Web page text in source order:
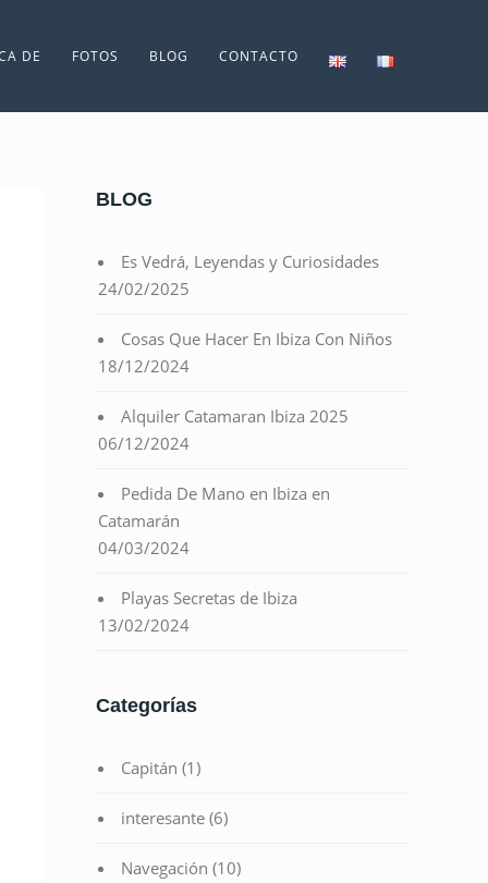
DE FOTOS BLOG CONTACTO
BLOG
Es Vedrá, Leyendas y Curiosidades
24/02/2025
Cosas Que Hacer En Ibiza Con Niños
18/12/2024
Alquiler Catamaran Ibiza 2025
06/12/2024
Pedida De Mano en Ibiza en
Catamarán
04/03/2024
Playas Secretas de Ibiza
13/02/2024
Categorías
Capitán (1)
interesante (6)
Navegación (10)